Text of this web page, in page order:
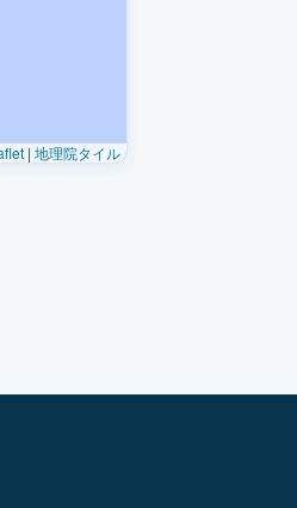
| 地理院タイル